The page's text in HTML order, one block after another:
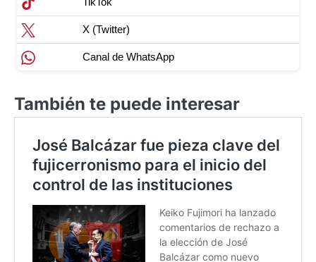
X (Twitter)
Canal de WhatsApp
También te puede interesar